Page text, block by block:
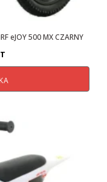
eJOY 500 MX CZARNY